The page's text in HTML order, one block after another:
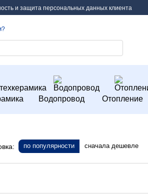
и защита персональных данных клиента
Водопровод Отопление
по популярности сначала дешевле